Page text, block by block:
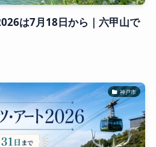
は7月18日から｜六甲山で
神戸市